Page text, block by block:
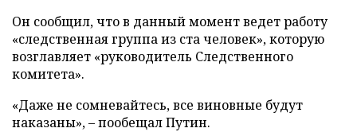
Он сообщил, что в данный момент ведет работу
«следственная группа из ста человек», которую
возглавляет «руководитель Следственного
комитета».
«Даже не сомневайтесь, все виновные будут
наказаны», – пообещал Путин.